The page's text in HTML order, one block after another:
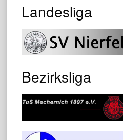
Landesliga
Bezirksliga